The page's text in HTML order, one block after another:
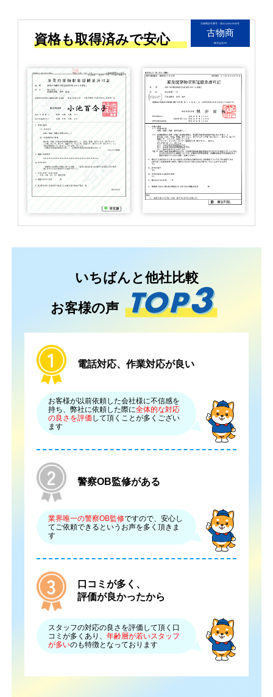
古物商許可番号：第451450019940号
古物商
株式会社FIT
資格も取得済みで安心
いちばんと他社比較
お客様の声
電話対応、作業対応が良い
お客様が以前依頼した会社様に不信感を
持ち、弊社に依頼した際に全体的な対応
の良さを評価 して頂くことが多くござい
ます
警察OB監修がある
業界唯一の警察OB監修ですので、安心し
てご依頼できるというお声を多く頂きま
す
口コミが多く、
評価が良かったから
スタッフの対応の良さを評価して頂く口
コミが多くあり、 年齢層が若いスタッフ
が多いのも特徴となっております